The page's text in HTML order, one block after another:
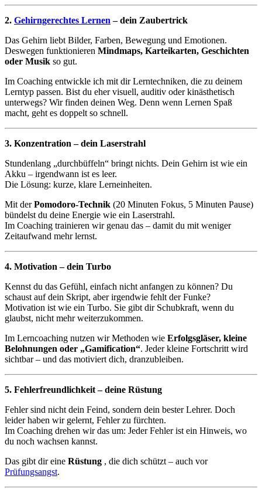
2. Gehirngerechtes Lernen – dein Zaubertrick
Das Gehirn liebt Bilder, Farben, Bewegung und Emotionen.
Deswegen funktionieren Mindmaps, Karteikarten, Geschichten
oder Musik so gut.
Im Coaching entwickle ich mit dir Lerntechniken, die zu deinem
Lerntyp passen. Bist du eher visuell, auditiv oder kinästhetisch
unterwegs? Wir finden deinen Weg. Denn wenn Lernen Spaß
macht, geht es doppelt so schnell.
3. Konzentration – dein Laserstrahl
Stundenlang „durchbüffeln“ bringt nichts. Dein Gehirn ist wie ein
Akku – irgendwann ist es leer.
Die Lösung: kurze, klare Lerneinheiten.
Mit derPomodoro-Technik (20 Minuten Fokus, 5 Minuten Pause)
bündelst du deine Energie wie ein Laserstrahl.
Im Coaching trainieren wir genau das – damit du mit weniger
Zeitaufwand mehr lernst.
4. Motivation – dein Turbo
Kennst du das Gefühl, einfach nicht anfangen zu können? Du
schaust auf dein Skript, aber irgendwie fehlt der Funke?
Motivation ist wie ein Turbo. Sie gibt dir Schubkraft, wenn du
glaubst, nicht mehr weiterzukommen.
Im Lerncoaching nutzen wir Methoden wie Erfolgsgläser, kleine
Belohnungen oder „Gamification“. Jeder kleine Fortschritt wird
sichtbar – und das motiviert dich, dranzubleiben.
5. Fehlerfreundlichkeit – deine Rüstung
Fehler sind nicht dein Feind, sondern dein bester Lehrer. Doch
leider haben wir gelernt, Fehler zu fürchten.
Im Coaching drehen wir das um: Jeder Fehler ist ein Hinweis, wo
du noch wachsen kannst.
Das gibt dir eine Rüstung , die dich schützt – auch vor
Prüfungsangst.